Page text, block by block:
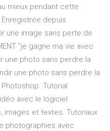
mieux pendant cette
depuis
une image sans perte de
"je gagne ma vie avec
une photo sans perdre la
une photo sans perdre la
Tutorial
avec le logiciel
images et textes. Tutoriaux
photographies avec